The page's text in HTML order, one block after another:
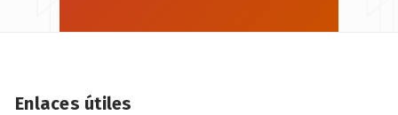
Enlaces útiles